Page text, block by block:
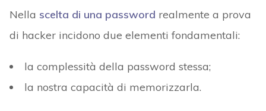
Nella scelta di una password realmente a prova
di hacker incidono due elementi fondamentali:
la complessità della password stessa;
la nostra capacità di memorizzarla.